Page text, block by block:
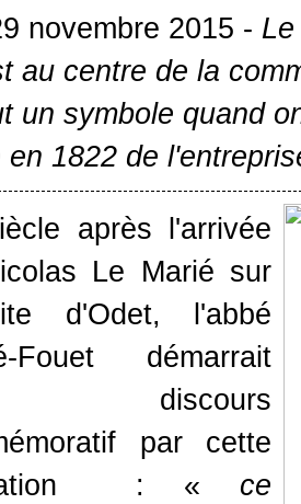
novembre 2015 -
au centre de la
un symbole quand
en 1822 de
après l'arrivée
Le Marié sur
d'Odet, l'abbé
Fouet démarrait
discours
par cette
: « ce